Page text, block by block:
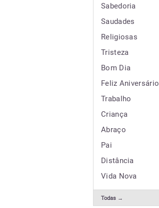
Sabedoria
Saudades
Religiosas
Tristeza
Bom Dia
Feliz Aniversário
Trabalho
Criança
Abraço
Pai
Distância
Vida Nova
Todas →